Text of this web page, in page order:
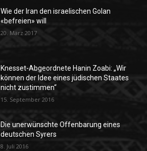
Wie der Iran den israelischen Golan
«befreien» will
20. März 2017
Knesset-Abgeordnete Hanin Zoabi: „Wir
können der Idee eines jüdischen Staates
nicht zustimmen“
15. September 2016
Die unerwünschte Offenbarung eines
deutschen Syrers
8. Juli 2016